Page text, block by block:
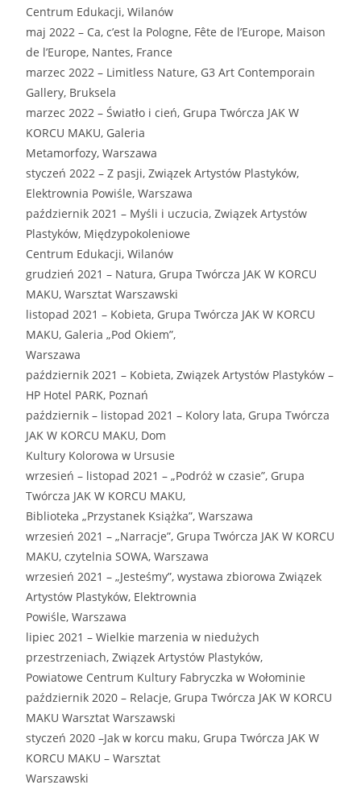
Centrum Edukacji, Wilanów
maj 2022 – Ca, c’est la Pologne, Fête de l’Europe, Maison
de l’Europe, Nantes, France
marzec 2022 – Limitless Nature, G3 Art Contemporain
Gallery, Bruksela
marzec 2022 – Światło i cień, Grupa Twórcza JAK W
KORCU MAKU, Galeria
Metamorfozy, Warszawa
styczeń 2022 – Z pasji, Związek Artystów Plastyków,
Elektrownia Powiśle, Warszawa
październik 2021 – Myśli i uczucia, Związek Artystów
Plastyków, Międzypokoleniowe
Centrum Edukacji, Wilanów
grudzień 2021 – Natura, Grupa Twórcza JAK W KORCU
MAKU, Warsztat Warszawski
listopad 2021 – Kobieta, Grupa Twórcza JAK W KORCU
MAKU, Galeria „Pod Okiem”,
Warszawa
październik 2021 – Kobieta, Związek Artystów Plastyków –
HP Hotel PARK, Poznań
październik – listopad 2021 – Kolory lata, Grupa Twórcza
JAK W KORCU MAKU, Dom
Kultury Kolorowa w Ursusie
wrzesień – listopad 2021 – „Podróż w czasie”, Grupa
Twórcza JAK W KORCU MAKU,
Biblioteka „Przystanek Książka”, Warszawa
wrzesień 2021 – „Narracje”, Grupa Twórcza JAK W KORCU
MAKU, czytelnia SOWA, Warszawa
wrzesień 2021 – „Jesteśmy”, wystawa zbiorowa Związek
Artystów Plastyków, Elektrownia
Powiśle, Warszawa
lipiec 2021 – Wielkie marzenia w niedużych
przestrzeniach, Związek Artystów Plastyków,
Powiatowe Centrum Kultury Fabryczka w Wołominie
październik 2020 – Relacje, Grupa Twórcza JAK W KORCU
MAKU Warsztat Warszawski
styczeń 2020 –Jak w korcu maku, Grupa Twórcza JAK W
KORCU MAKU – Warsztat
Warszawski